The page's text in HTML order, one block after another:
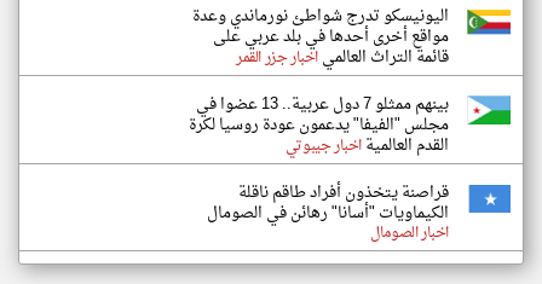
اليونيسكو تدرج شواطئ نورماندي وعدة
مواقع أخرى أحدها في بلد عربي على
قائمة التراث العالمياخبار جزر القمر
بينهم ممثلو 7 دول عربية.. 13 عضوا في
مجلس "الفيفا" يدعمون عودة روسيا لكرة
القدم العالميةاخبار جيبوتي
قراصنة يتخذون أفراد طاقم ناقلة
الكيماويات "أسانا" رهائن في الصومال
اخبار الصومال